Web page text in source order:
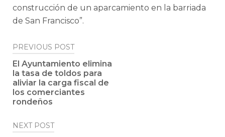
construcción de un aparcamiento en la barriada
de San Francisco”.
Post
navigation
PREVIOUS POST
El Ayuntamiento elimina
la tasa de toldos para
aliviar la carga fiscal de
los comerciantes
rondeños
NEXT POST